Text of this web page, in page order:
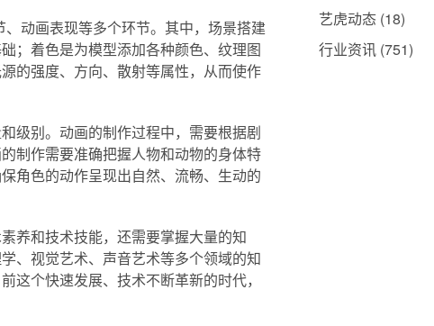
动画表现等多个环节。其中，场景搭建
；着色是为模型添加各种颜色、纹理图
的强度、方向、散射等属性，从而使作
级别。动画的制作过程中，需要根据剧
制作需要准确把握人物和动物的身体特
角色的动作呈现出自然、流畅、生动的
养和技术技能，还需要掌握大量的知
、视觉艺术、声音艺术等多个领域的知
这个快速发展、技术不断革新的时代，
艺虎动态 (18)
行业资讯 (751)